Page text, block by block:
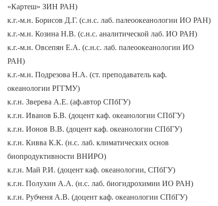
«Картеш» ЗИН РАН)
к.г.-м.н. Борисов Д.Г. (с.н.с. лаб. палеоокеанологии ИО РАН)
к.г.-м.н. Козина Н.В. (с.н.с. аналитической лаб. ИО РАН)
к.г.-м.н. Овсепян Е.А. (с.н.с. лаб. палеоокеанологии ИО
РАН)
к.г.-м.н. Подрезова Н.А. (ст. преподаватель каф.
океанологии РГГМУ)
к.г.н. Зверева А.Е. (аф.автор СПбГУ)
к.г.н. Иванов Б.В. (доцент каф. океанологии СПбГУ)
к.г.н. Ионов В.В. (доцент каф. океанологии СПбГУ)
к.г.н. Кивва К.К. (н.с. лаб. климатических основ
биопродуктивности ВНИРО)
к.г.н. Май Р.И. (доцент каф. океанологии, СПбГУ)
к.г.н. Полухин А.А. (н.с. лаб. биогидрохимии ИО РАН)
к.г.н. Рубченя А.В. (доцент каф. океанологии СПбГУ)